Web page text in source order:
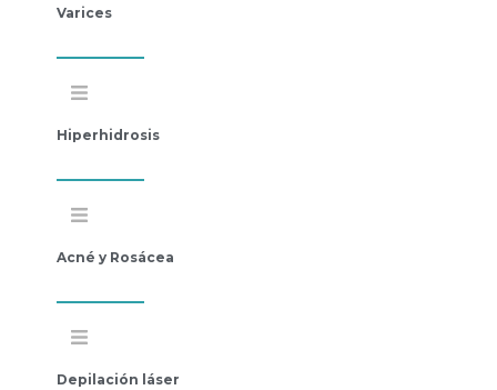
Varices
Hiperhidrosis
Acné y Rosácea
Depilación láser